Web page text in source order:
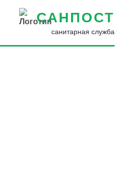
САНПОСТ
санитарная служба